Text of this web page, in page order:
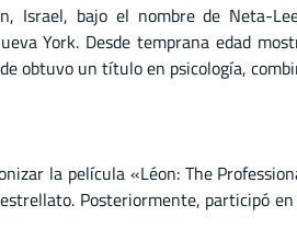
bajo el nombre de Neta-
York. Desde temprana edad
obtuvo un título en psicología,
la película «Léon: The
Posteriormente, participó